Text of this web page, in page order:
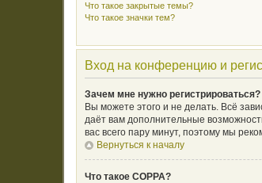
Что такое закрытые темы?
Что такое значки тем?
Вход на конференцию и
Зачем мне нужно регистрироваться?
Вы можете этого и не делать. Всё
даёт вам дополнительные
вас всего пару минут, поэтому мы
Вернуться к началу
Что такое COPPA?